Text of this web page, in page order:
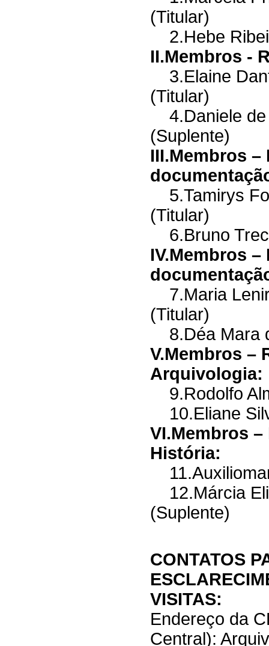
(Titular)
2.Hebe
II.Membros -
3.Elaine
(Titular)
4.Daniele de
(Suplente)
III.Membros
5.Tamirys
(Titular)
6.Bruno
IV.Membros
7.Maria
(Titular)
8.Déa Mara
V.Membros –
Arquivologia:
9.Rodolfo
10.Eliane
VI.Membros
História:
12.Márcia
(Suplente)
CONTATOS
VISITAS:
Endereço da
Central):